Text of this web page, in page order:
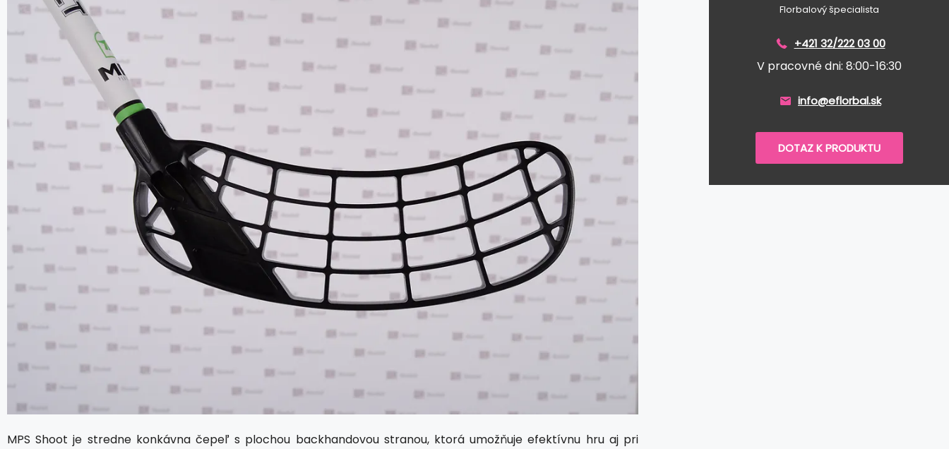
MPS Shoot je stredne konkávna čepeľ s plochou backhandovou stranou, ktorá umožňuje efektívnu hru aj pri
Florbalový špecialista
+421 32/222 03 00
V pracovné dni: 8:00-16:30
info@eflorbal.sk
DOTAZ K PRODUKTU